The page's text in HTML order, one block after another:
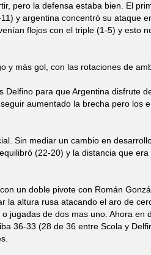
pero la defensa estaba bien. El
y argentina concentró su ataque
flojos con el triple (1-5) y esto
y más gol, con las rotaciones de
para que Argentina disfrute
aumentado la brecha pero los
Sin mediar un cambio en
(22-20) y la distancia que
un doble pivote con Román
la altura rusa atacando el aro de
jugadas de dos mas uno. Ahora en
36-33 (28 de 36 entre Scola y